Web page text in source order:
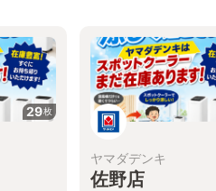
29枚
ヤマダデンキ
佐野店